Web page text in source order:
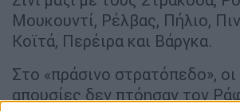
Μουκουντί, Ρέλβας, Πήλιο,
Κοϊτά, Περέιρα και Βάργκα.
Στο «πράσινο στρατόπεδο», οι
απουσίες δεν πτόησαν τον